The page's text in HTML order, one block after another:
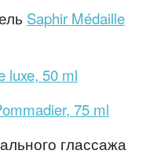
Saphir Médaille
luxe, 50 ml
75 ml
глассажа